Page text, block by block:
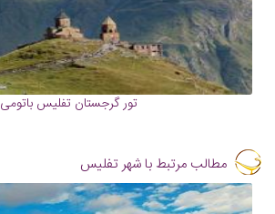
تور گرجستان تفلیس باتومی
مطالب مرتبط با شهر تفلیس